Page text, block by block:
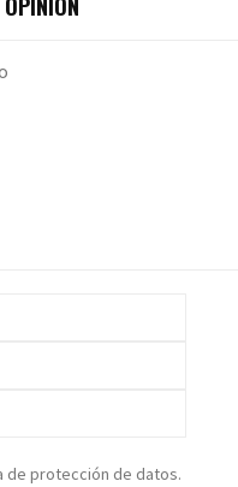
de protección de datos.